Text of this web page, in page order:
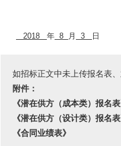
2018 年 8 月 3 日
如招标正文中未上传报名表
附件：
《潜在供方（成本类）报名表
《潜在供方（设计类）报名表
《合同业绩表》